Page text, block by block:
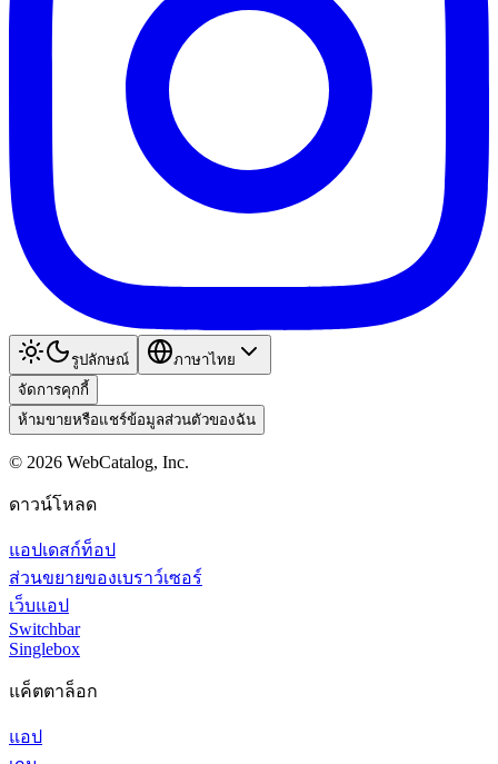
รูปลักษณ์
ภาษาไทย
จัดการคุกกี้
ห้ามขายหรือแชร์ข้อมูลส่วนตัวของฉัน
© 2026 WebCatalog, Inc.
ดาวน์โหลด
แอปเดสก์ท็อป
ส่วนขยายของเบราว์เซอร์
เว็บแอป
Switchbar
Singlebox
แค็ตตาล็อก
แอป